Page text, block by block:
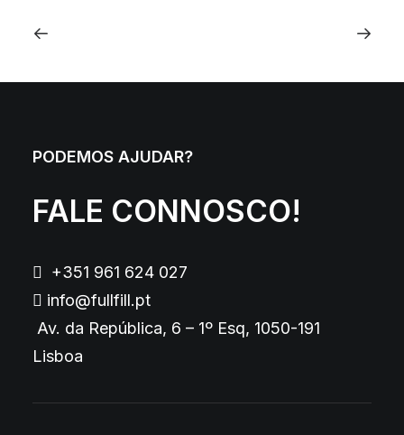
PODEMOS AJUDAR?
FALE CONNOSCO!
+351 961 624 027
info@fullfill.pt
Av. da República, 6 – 1º Esq, 1050-191
Lisboa